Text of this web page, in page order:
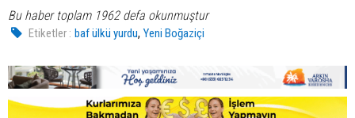
Bu haber toplam 1962 defa okunmuştur
Etiketler : baf ülkü yurdu,Yeni Boğaziçi